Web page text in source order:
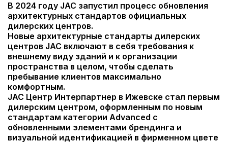
В 2024 году JAC запустил процесс обновления
архитектурных стандартов официальных
дилерских центров.
Новые архитектурные стандарты дилерских
центров JAC включают в себя требования к
внешнему виду зданий и к организации
пространства в целом, чтобы сделать
пребывание клиентов максимально
комфортным.
JAC Центр Интерпартнер в Ижевске стал первым
дилерским центром, оформленным по новым
стандартам категории Advanced с
обновленными элементами брендинга и
визуальной идентификацией в фирменном цвете